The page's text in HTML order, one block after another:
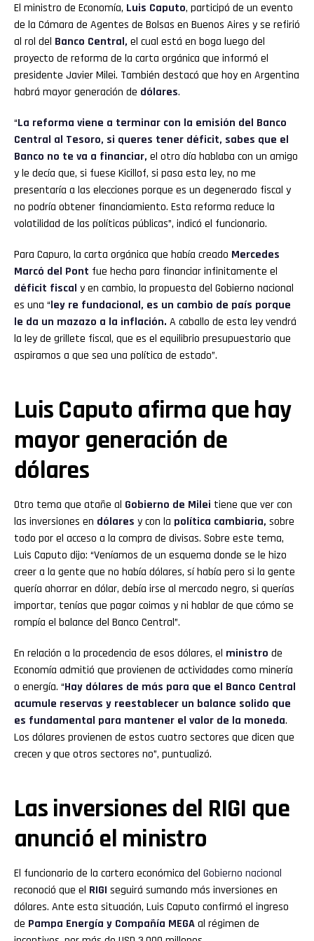
El ministro de Economía, Luis Caputo, participó de un evento
de la Cámara de Agentes de Bolsas en Buenos Aires y se refirió
al rol del Banco Central, el cual está en boga luego del
proyecto de reforma de la carta orgánica que informó el
presidente Javier Milei. También destacó que hoy en Argentina
habrá mayor generación de dólares.
“La reforma viene a terminar con la emisión del Banco
Central al Tesoro, si queres tener déficit, sabes que el
Banco no te va a financiar, el otro día hablaba con un amigo
y le decía que, si fuese Kicillof, si pasa esta ley, no me
presentaría a las elecciones porque es un degenerado fiscal y
no podría obtener financiamiento. Esta reforma reduce la
volatilidad de las políticas públicas”, indicó el funcionario.
Para Capuro, la carta orgánica que había creado Mercedes
Marcó del Pont fue hecha para financiar infinitamente el
déficit fiscal y en cambio, la propuesta del Gobierno nacional
es una “ley re fundacional, es un cambio de país porque
le da un mazazo a la inflación. A caballo de esta ley vendrá
la ley de grillete fiscal, que es el equilibrio presupuestario que
aspiramos a que sea una política de estado”.
Luis Caputo afirma que hay
mayor generación de
dólares
Otro tema que atañe al Gobierno de Milei tiene que ver con
las inversiones en dólares y con la política cambiaria, sobre
todo por el acceso a la compra de divisas. Sobre este tema,
Luis Caputo dijo: “Veníamos de un esquema donde se le hizo
creer a la gente que no había dólares, sí había pero si la gente
quería ahorrar en dólar, debía irse al mercado negro, si querías
importar, tenías que pagar coimas y ni hablar de que cómo se
rompía el balance del Banco Central”.
En relación a la procedencia de esos dólares, el ministro de
Economía admitió que provienen de actividades como minería
o energía. “Hay dólares de más para que el Banco Central
acumule reservas y reestablecer un balance solido que
es fundamental para mantener el valor de la moneda.
Los dólares provienen de estos cuatro sectores que dicen que
crecen y que otros sectores no”, puntualizó.
Las inversiones del RIGI que
anunció el ministro
El funcionario de la cartera económica del Gobierno nacional
reconoció que el RIGI seguirá sumando más inversiones en
dólares. Ante esta situación, Luis Caputo confirmó el ingreso
de Pampa Energía y Compañía MEGAal régimen de